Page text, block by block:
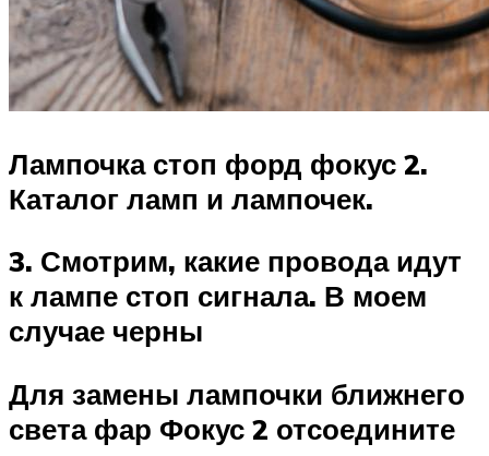
Лампочка стоп форд фокус 2.
Каталог ламп и лампочек.
3. Смотрим, какие провода идут
к лампе стоп сигнала. В моем
случае черны
Для замены лампочки ближнего
света фар Фокус 2 отсоедините